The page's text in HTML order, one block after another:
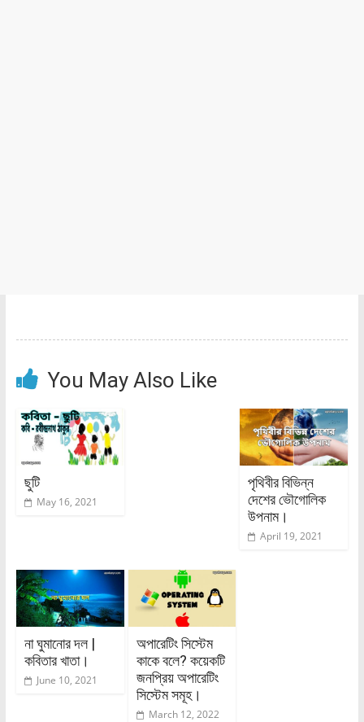
You May Also Like
ছুটি
May 16, 2021
পৃথিবীর বিভিন্ন
দেশের ভৌগোলিক
উপনাম।
April 19, 2021
না ঘুমানোর দল |
কবিতার খাতা।
June 10, 2021
অপারেটিং সিস্টেম
কাকে বলে? কয়েকটি
জনপ্রিয় অপারেটিং
সিস্টেম সমূহ।
March 12, 2022